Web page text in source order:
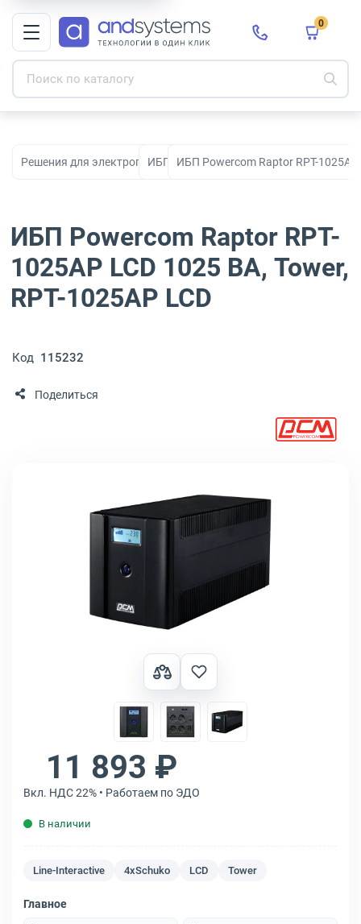
0
Решения для электропитания
ИБП ИБП Powercom Raptor RPT-1025AP
ИБП Powercom Raptor RPT-
1025AP LCD 1025 ВА, Tower,
RPT-1025AP LCD
Код 115232
Поделиться
11 893 ₽
Вкл. НДС 22% • Работаем по ЭДО
В наличии
Line-Interactive 4xSchuko LCD Tower
Главное